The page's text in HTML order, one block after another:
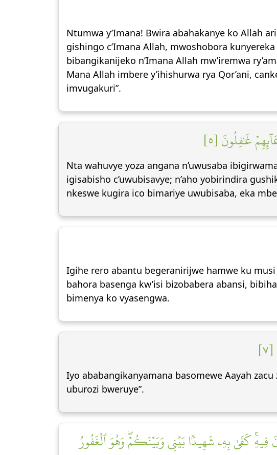
Ntumwa y’Imana! Bwira abahakanye ko Allah
gishingo c’Imana Allah, mwoshobora
bibangikanijeko n’Imana Allah mw’iremwa
Mana Allah imbere y’ihishurwa rya Qor’ani,
imvugakuri”.
غَٰفِلُونَ [٥]
Nta wahuvye yoza angana n’uwusaba
igisabisho c’uwubisavye; n’aho yobirindira
nkeswe kugira ico bimariye uwubisaba, eka
Igihe rero abantu begeranirijwe hamwe ku
bahora basenga kw’isi bizobabera abansi,
bimenya ko vyasengwa.
Iyo ababangikanyamana basomewe Aayah
uburozi bweruye”.
فِيهِۚ كَفَىٰ بِهِۦ شَهِيدَۢا بَيۡنِي وَبَيۡنَكُمۡۖ وَهُوَ ٱلۡغَفُورُ